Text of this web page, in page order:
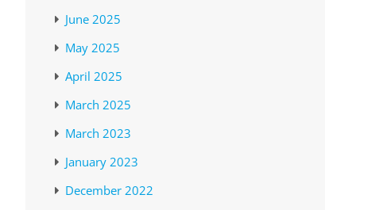
June 2025
May 2025
April 2025
March 2025
March 2023
January 2023
December 2022